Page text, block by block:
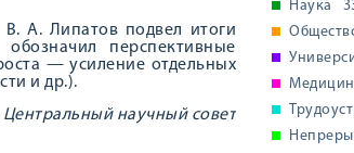
А. Липатов подвел итоги
перспективные
— усиление отдельных
и др.).
Центральный научный совет
Наука